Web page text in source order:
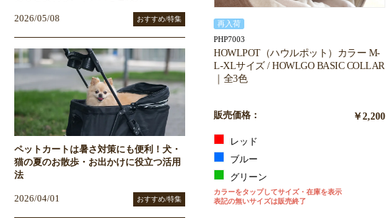
再入荷
PHP7003
HOWLPOT（ハウルポット）カラー M-
L-XLサイズ / HOWLGO BASIC COLLAR
｜全3色
販売価格： ￥2,200
レッド
ブルー
グリーン
カラーをタップしてサイズ・在庫を表示
表記の無いサイズは販売終了
2026/05/08 おすすめ/特集
ペットカートは暑さ対策にも便利！犬・
猫の夏のお散歩・お出かけに役立つ活用
法
2026/04/01 おすすめ/特集